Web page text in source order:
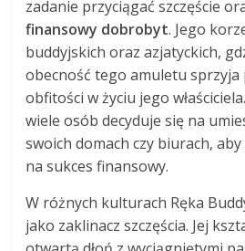
zadanie przyciągać szczęście
finansowy dobrobyt. Jego
buddyjskich oraz azjatyckich,
obecność tego amuletu sprzyja
obfitości w życiu jego
wiele osób decyduje się na
swoich domach czy biurach,
na sukces finansowy.
W różnych kulturach Ręka
jako zaklinacz szczęścia. Jej